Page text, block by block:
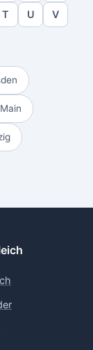
T U V